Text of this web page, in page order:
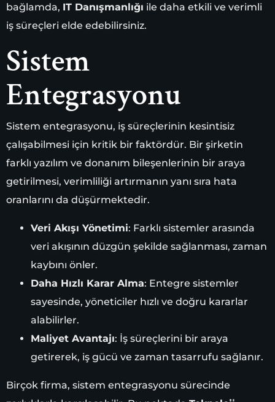
bağlamda, IT Danışmanlığı ile daha etkili ve verimli
iş süreçleri elde edebilirsiniz.
Sistem
Entegrasyonu
Sistem entegrasyonu, iş süreçlerinin kesintisiz
çalışabilmesi için kritik bir faktördür. Bir şirketin
farklı yazılım ve donanım bileşenlerinin bir araya
getirilmesi, verimliliği artırmanın yanı sıra hata
oranlarını da düşürmektedir.
Veri Akışı Yönetimi: Farklı sistemler arasında
veri akışının düzgün şekilde sağlanması, zaman
kaybını önler.
Daha Hızlı Karar Alma: Entegre sistemler
sayesinde, yöneticiler hızlı ve doğru kararlar
alabilirler.
Maliyet Avantajı: İş süreçlerini bir araya
getirerek, iş gücü ve zaman tasarrufu sağlanır.
Birçok firma, sistem entegrasyonu sürecinde